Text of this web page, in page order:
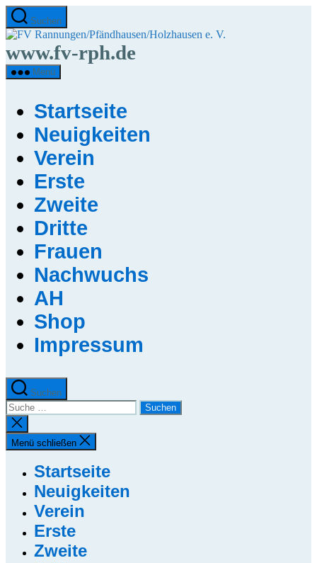
Direkt
zum
Inhalt
wechseln
Suchen
www.fv-rph.de
Menü
Startseite
Neuigkeiten
Verein
Erste
Zweite
Dritte
Frauen
Nachwuchs
AH
Shop
Impressum
Suchen
Suche
nach:
Suche
schließen
Menü schließen
Startseite
Neuigkeiten
Verein
Erste
Zweite